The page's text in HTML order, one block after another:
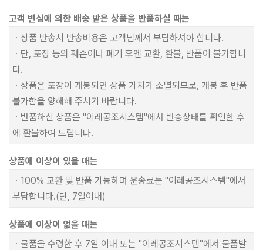
고객 변심에 의한 배송 받은 상품을 반품하실 때는
ㆍ상품 반송시 반송비용은 고객님께서 부담하셔야 합니다.
ㆍ단, 포장 등의 훼손이나 폐기 후엔 교환, 환불, 반품이 불가합니
다.
ㆍ상품은 포장이 개봉되면 상품 가치가 소멸되므로, 개봉 후 반품
불가함을 양해해 주시기 바랍니다.
ㆍ반품하신 상품은 "이레공조시스템"에서 반송상태를 확인한 후
에 환불하여 드립니다.
상품에 이상이 있을 때는
ㆍ100% 교환 및 반품 가능하며 운송료는 "이레공조시스템"에서
부담합니다.(단, 7일이내)
상품에 이상이 없을 때는
ㆍ물품을 수령한 후 7일 이내 또는 "이레공조시스템"에서 물품발